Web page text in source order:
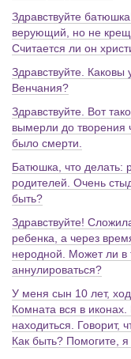
Здравствуйте
верующий, но не
Считается ли он
Здравствуйте. Каковы
Венчания?
Здравствуйте. Вот
вымерли до творения
было смерти.
Батюшка, что делать:
родителей. Очень
быть?
Здравствуйте!
ребенка, а через
неродной. Может ли в
аннулироваться?
У меня сын 10 лет,
Комната вся в
находиться. Говорит,
Как быть? Помогите,